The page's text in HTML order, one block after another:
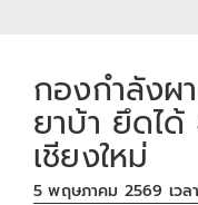
กองกำลังผ
ยาบ้า ยึดไ
เชียงใหม่
5 พฤษภาคม 2569 เวล